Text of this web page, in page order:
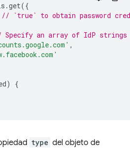
.get({
// `true` to obtain password
Specify an array of IdP strings
,
)
{
type del objeto de